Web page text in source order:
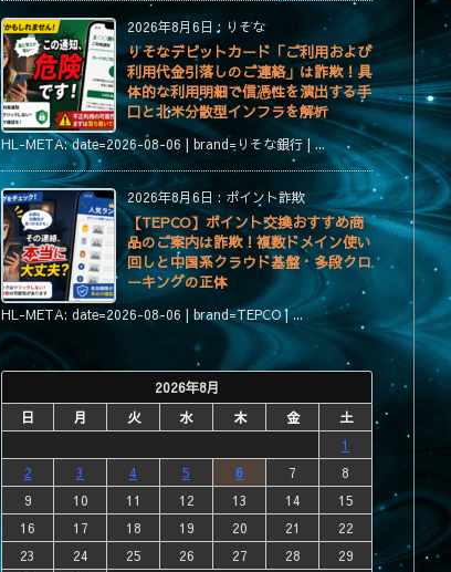
2026年8月6日 : りそな
りそなデビットカード「ご利用および
利用代金引落しのご連絡」は詐欺！具
体的な利用明細で信憑性を演出する手
口と北米分散型インフラを解析
HL-META: date=2026-08-06 | brand=りそな銀行 | ...
2026年8月6日 : ポイント詐欺
【TEPCO】ポイント交換おすすめ商
品のご案内は詐欺！複数ドメイン使い
回しと中国系クラウド基盤・多段クロ
ーキングの正体
HL-META: date=2026-08-06 | brand=TEPCO | ...
2026年8月
日
月 火 水 木 金
土
1
2
3 4 5 6 7
8
9
10 11 12 13 14
15
16
17 18 19 20 21
22
23
24 25 26 27 28
29